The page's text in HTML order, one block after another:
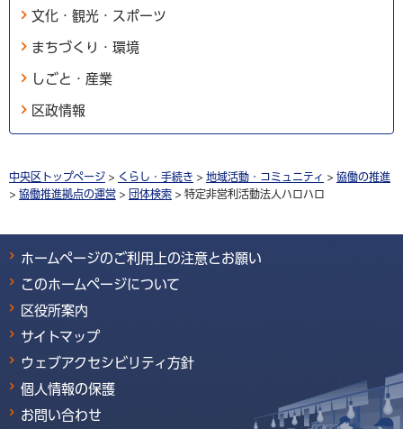
文化・観光・スポーツ
まちづくり・環境
しごと・産業
区政情報
中央区トップページ > くらし・手続き > 地域活動・コミュニティ > 協働の推進
> 協働推進拠点の運営 > 団体検索 > 特定非営利活動法人ハロハロ
ホームページのご利用上の注意とお願い
このホームページについて
区役所案内
サイトマップ
ウェブアクセシビリティ方針
個人情報の保護
お問い合わせ